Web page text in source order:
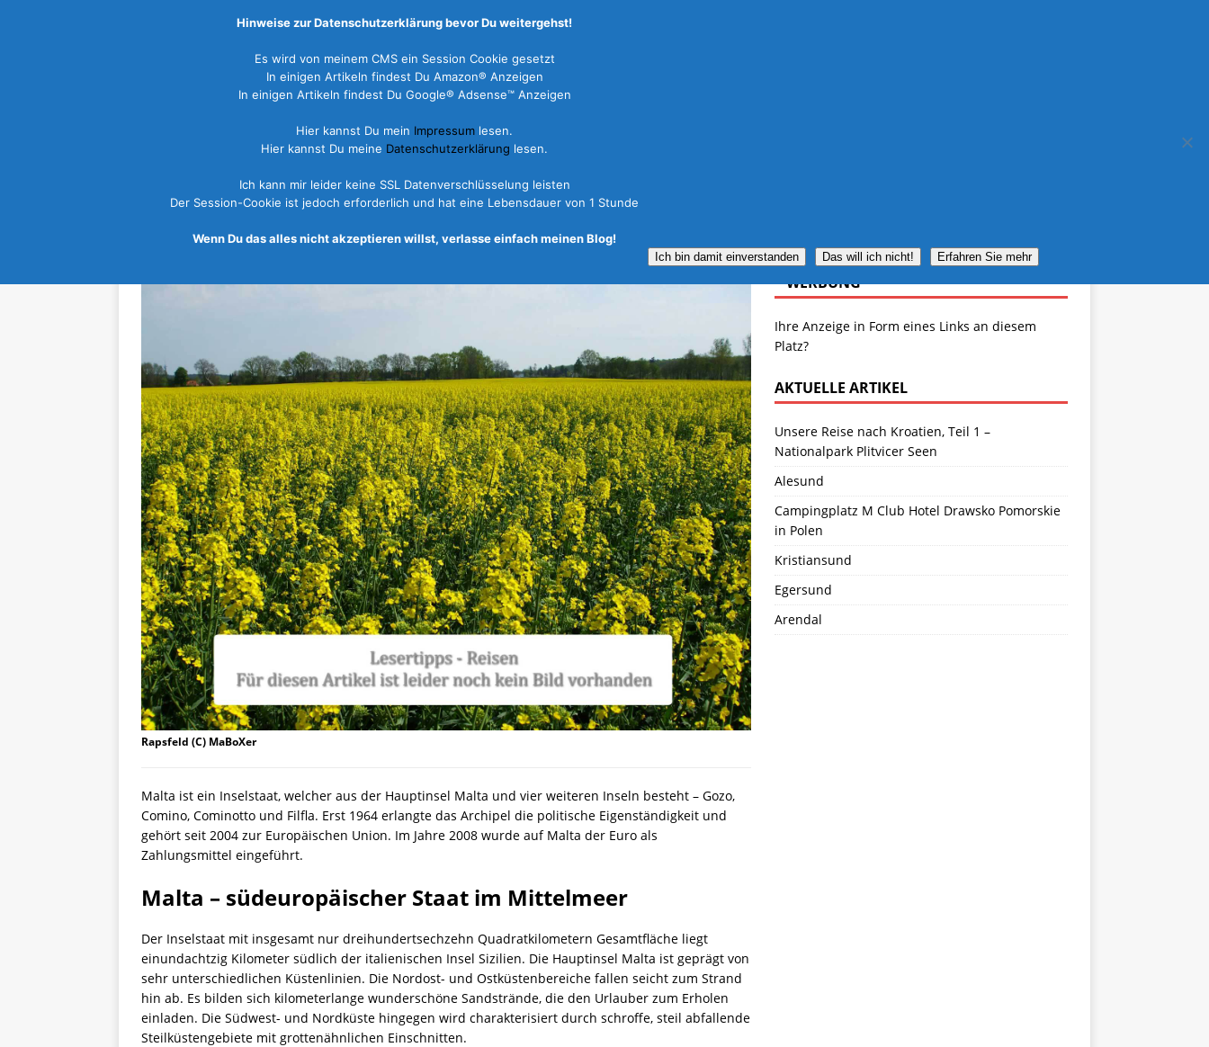
REISEZIELE FERIENHÄUSER
Malta
10. Juli 2013 Marco Malta 0
Rapsfeld (C) MaBoXer
Malta ist ein Inselstaat, welcher aus der Hauptinsel Malta und vier weiteren Inseln besteht – Gozo,
Comino, Cominotto und Filfla. Erst 1964 erlangte das Archipel die politische Eigenständigkeit und
gehört seit 2004 zur Europäischen Union. Im Jahre 2008 wurde auf Malta der Euro als
Zahlungsmittel eingeführt.
Malta – südeuropäischer Staat im Mittelmeer
Der Inselstaat mit insgesamt nur dreihundertsechzehn Quadratkilometern Gesamtfläche liegt
einundachtzig Kilometer südlich der italienischen Insel Sizilien. Die Hauptinsel Malta ist geprägt von
sehr unterschiedlichen Küstenlinien. Die Nordost- und Ostküstenbereiche fallen seicht zum Strand
hin ab. Es bilden sich kilometerlange wunderschöne Sandstrände, die den Urlauber zum Erholen
einladen. Die Südwest- und Nordküste hingegen wird charakterisiert durch schroffe, steil abfallende
Steilküstengebiete mit grottenähnlichen Einschnitten.
* WERBUNG
Ihre Anzeige in Form eines Links an diesem
Platz?
AKTUELLE ARTIKEL
Unsere Reise nach Kroatien, Teil 1 –
Nationalpark Plitvicer Seen
Alesund
Campingplatz M Club Hotel Drawsko Pomorskie
in Polen
Kristiansund
Egersund
Arendal
Hinweise zur Datenschutzerklärung bevor Du weitergehst!
Es wird von meinem CMS ein Session Cookie gesetzt
In einigen Artikeln findest Du Amazon® Anzeigen
In einigen Artikeln findest Du Google® Adsense™ Anzeigen
Hier kannst Du mein Impressum lesen.
Hier kannst Du meine Datenschutzerklärung lesen.
Ich kann mir leider keine SSL Datenverschlüsselung leisten
Der Session-Cookie ist jedoch erforderlich und hat eine Lebensdauer von 1 Stunde
Wenn Du das alles nicht akzeptieren willst, verlasse einfach meinen Blog!
Ich bin damit einverstanden Das will ich nicht! Erfahren Sie mehr